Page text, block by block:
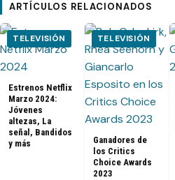
ARTÍCULOS RELACIONADOS
TELEVISIÓN
Estrenos Netflix
Marzo 2024:
Jóvenes
altezas, La
señal, Bandidos
y más
TELEVISIÓN
Ganadores de
los Critics
Choice Awards
2023